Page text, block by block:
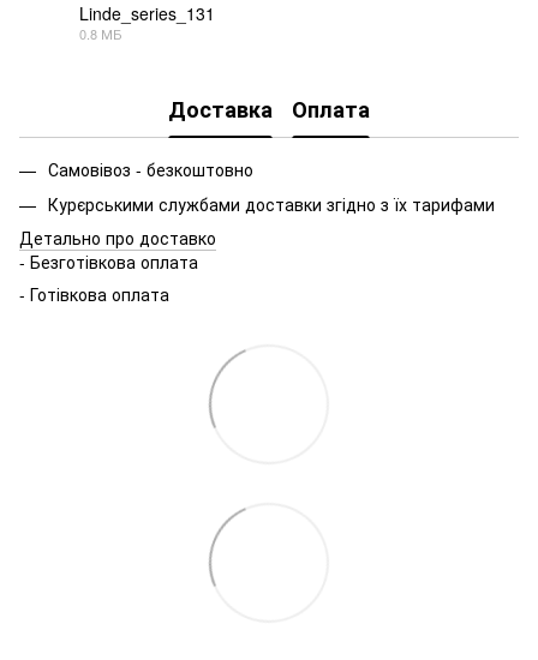
Linde_series_131
0.8 МБ
Доставка Оплата
Самовівоз - безкоштовно
Курєрськими службами доставки згідно з їх тарифами
Детально про доставко
- Безготівкова оплата
- Готівкова оплата